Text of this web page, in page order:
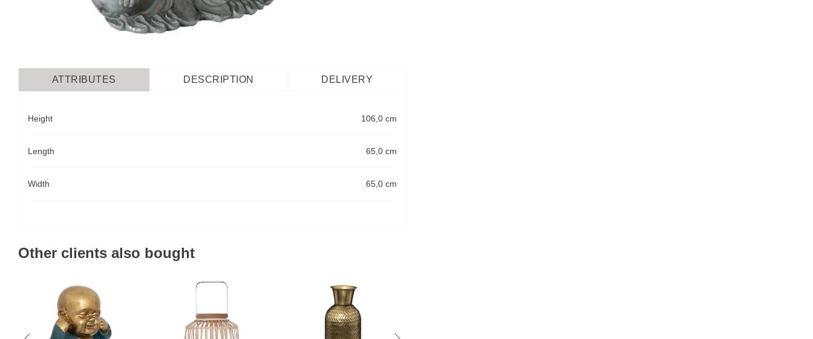
ATTRIBUTES DESCRIPTION DELIVERY
Height 106,0 cm
Length 65,0 cm
Width 65,0 cm
Other clients also bought